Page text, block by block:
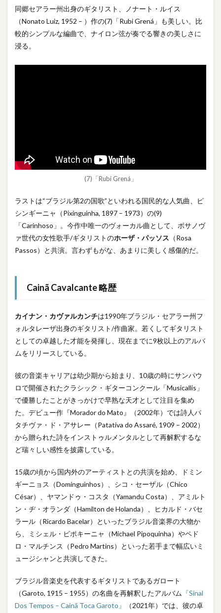
同郷セアラー州出身のギタリスト、ノナート・ルイス
（Nonato Luiz, 1952 – ）作の(7)「Rubi Grená」も美しい。比
較的シンプルな編曲で、ナイロン弦が奏でる響きの美しさに
浸る。
(7)「Rubi Grená」
ラストは“ブラジル第2の国歌”といわれる国民的な人気曲、ピ
シンギーニャ（Pixinguinha, 1897 – 1973）の(9)
「Carinhoso」。今作中唯一のヴォーカル曲として、ボサノヴ
ァ世代の女性歌手/ギタリストのホーザ・パッソス （Rosa
Passos）と共演。言わずもがな、あまりに美しく感傷的だ。
Cainã Cavalcante 略歴
カイナン・カヴァルカンチは1990年ブラジル・セアラー州フ
ォルタレーザ出身のギタリスト/作曲家。若くしてギタリスト
としての卓越した才能を発揮し、現在までに9枚以上のアルバ
ムをリリースしている。
彼の音楽キャリアは幼少期から始まり、10歳の時にサンパウ
ロで開催されたクラシック・ギターコンクール「Musicallis」
で優勝したことがきっかけで早熟な天才として注目を集め
た。デビュー作『Morador do Mato』（2002年）では詩人パ
タチヴァ・ド・アサレー（Patativa do Assaré, 1909 – 2002）
から贈られた詩をインストゥルメンタルとして再解釈するな
ど瑞々しい感性を披露している。
15歳の頃から国内外のアーティストとの共演を始め、ドミン
ギーニョス（Dominguinhos）、シコ・セーザル（Chico
César）、ヤマンドゥ・コスタ（Yamandu Costa）、アミルト
ン・ヂ・オランダ（Hamilton de Holanda）、ヒカルド・バセ
ラール（Ricardo Bacelar）といったブラジル音楽界の大物か
ら、ミシェル・ピポキーニャ（Michael Pipoquinha）やペド
ロ・マルチンス（Pedro Martins）といった若手まで幅広いミ
ュージシャンと共演してきた。
ブラジル音楽史を代表するギタリストであるガロート
（Garoto, 1915 – 1955）の名曲を再解釈したアルバム 『Sinal
Dos Tempos – Cainã Toca Garoto』
（2021年）では、彼の卓